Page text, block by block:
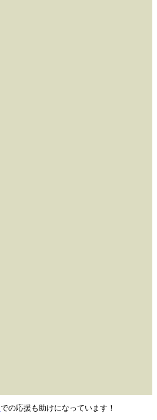
での応援も助けになっています！